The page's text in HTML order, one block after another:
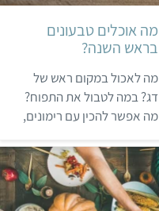
מה אוכלים טבעונים
בראש השנה?
מה לאכול במקום ראש של
דג? במה לטבול את התפוח?
מה אפשר להכין עם רימונים,
לטיפים נוספים לראש השנה
טבעוני.